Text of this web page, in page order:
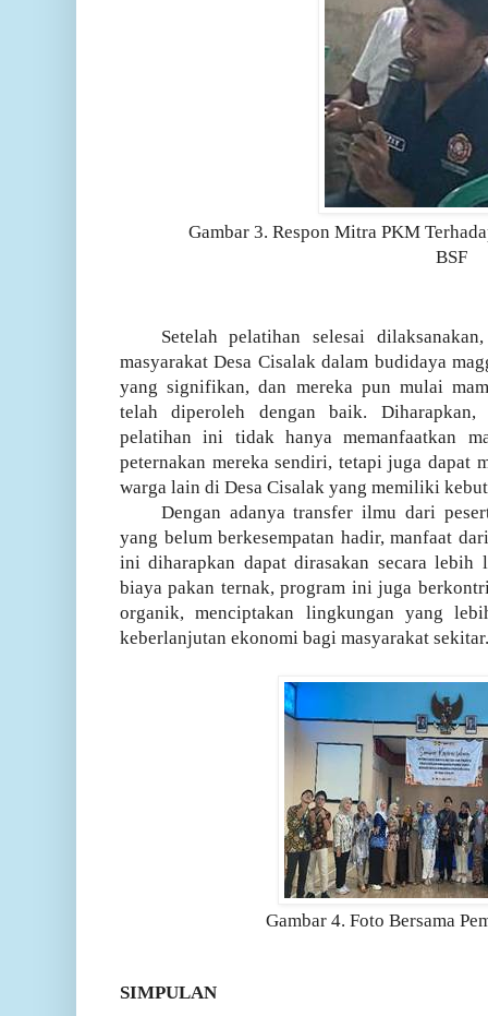
Gambar 3. Respon Mitra PKM
BSF
Setelah pelatihan selesai
masyarakat Desa Cisalak dalam budidaya
yang signifikan, dan mereka pun mulai
telah diperoleh dengan baik.
pelatihan ini tidak hanya memanfaatkan
peternakan mereka sendiri, tetapi juga dapat
warga lain di Desa Cisalak yang memiliki
Dengan adanya transfer ilmu dari
yang belum berkesempatan hadir, manfaat
ini diharapkan dapat dirasakan secara lebih
biaya pakan ternak, program ini juga
organik, menciptakan lingkungan yang
keberlanjutan ekonomi bagi masyarakat sekitar.
Gambar 4. Foto Bersama
SIMPULAN